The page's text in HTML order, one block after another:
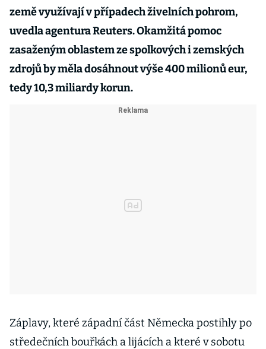
země využívají v případech živelních pohrom,
uvedla agentura Reuters. Okamžitá pomoc
zasaženým oblastem ze spolkových i zemských
zdrojů by měla dosáhnout výše 400 milionů eur,
tedy 10,3 miliardy korun.
Záplavy, které západní část Německa postihly po
středečních bouřkách a lijácích a které v sobotu